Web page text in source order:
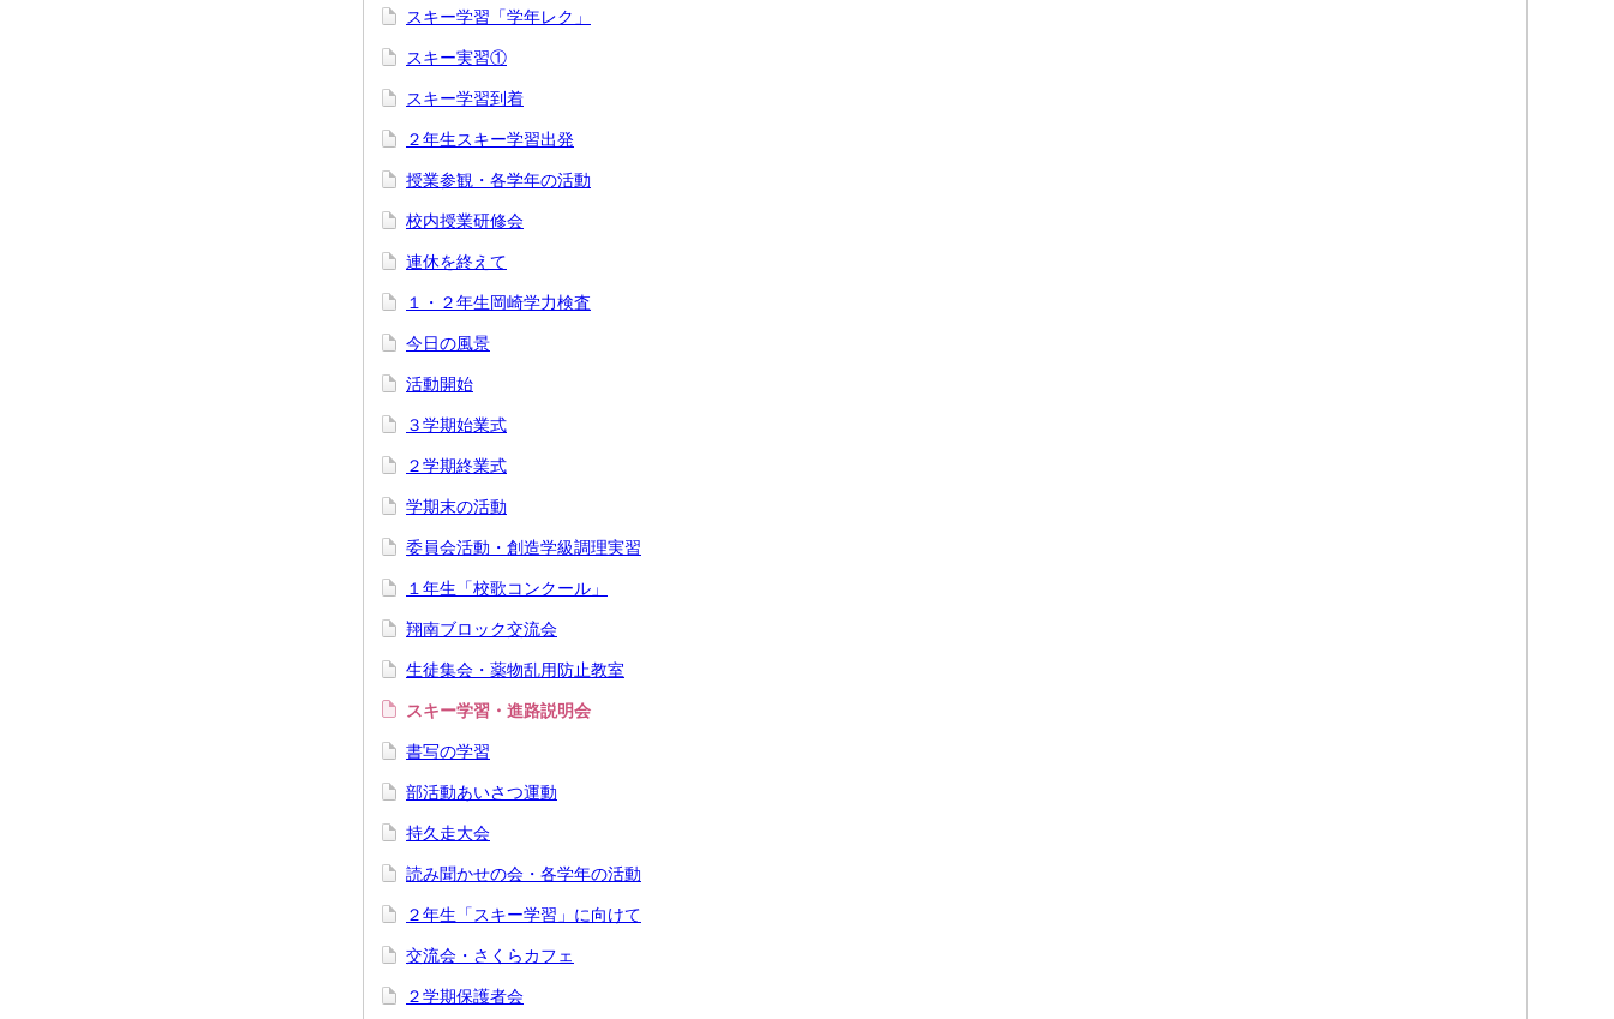
スキー学習「学年レク」
スキー実習①
スキー学習到着
２年生スキー学習出発
授業参観・各学年の活動
校内授業研修会
連休を終えて
１・２年生岡崎学力検査
今日の風景
活動開始
３学期始業式
２学期終業式
学期末の活動
委員会活動・創造学級調理実習
１年生「校歌コンクール」
翔南ブロック交流会
生徒集会・薬物乱用防止教室
スキー学習・進路説明会
書写の学習
部活動あいさつ運動
持久走大会
読み聞かせの会・各学年の活動
２年生「スキー学習」に向けて
交流会・さくらカフェ
２学期保護者会